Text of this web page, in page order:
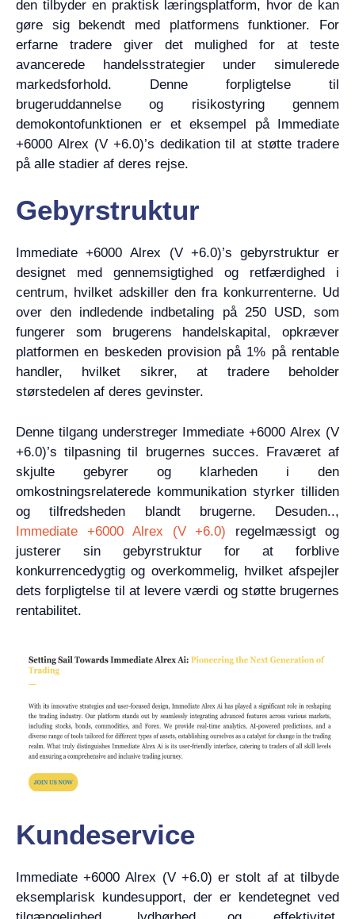
den tilbyder en praktisk læringsplatform, hvor de kan
gøre sig bekendt med platformens funktioner. For
erfarne tradere giver det mulighed for at teste
avancerede handelsstrategier under simulerede
markedsforhold. Denne forpligtelse til
brugeruddannelse og risikostyring gennem
demokontofunktionen er et eksempel på Immediate
+6000 Alrex (V +6.0)’s dedikation til at støtte tradere
på alle stadier af deres rejse.
Gebyrstruktur
Immediate +6000 Alrex (V +6.0)’s gebyrstruktur er
designet med gennemsigtighed og retfærdighed i
centrum, hvilket adskiller den fra konkurrenterne. Ud
over den indledende indbetaling på 250 USD, som
fungerer som brugerens handelskapital, opkræver
platformen en beskeden provision på 1% på rentable
handler, hvilket sikrer, at tradere beholder
størstedelen af deres gevinster.
Denne tilgang understreger Immediate +6000 Alrex (V
+6.0)’s tilpasning til brugernes succes. Fraværet af
skjulte gebyrer og klarheden i den
omkostningsrelaterede kommunikation styrker tilliden
og tilfredsheden blandt brugerne. Desuden..,
Immediate +6000 Alrex (V +6.0) regelmæssigt og
justerer sin gebyrstruktur for at forblive
konkurrencedygtig og overkommelig, hvilket afspejler
dets forpligtelse til at levere værdi og støtte brugernes
rentabilitet.
Kundeservice
Immediate +6000 Alrex (V +6.0) er stolt af at tilbyde
eksemplarisk kundesupport, der er kendetegnet ved